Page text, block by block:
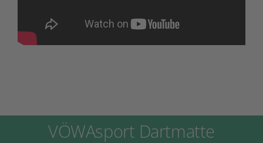
VÖWAsport Dartmatte